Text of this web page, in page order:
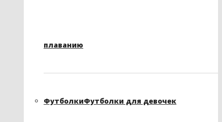
плаванию
ФутболкиФутболки для девочек